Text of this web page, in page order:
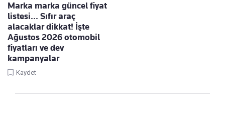
Marka marka güncel fiyat
listesi... Sıfır araç
alacaklar dikkat! İşte
Ağustos 2026 otomobil
fiyatları ve dev
kampanyalar
Kaydet